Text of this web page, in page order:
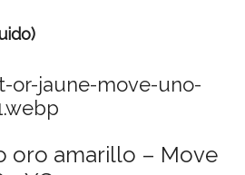
oro amarillo – Move